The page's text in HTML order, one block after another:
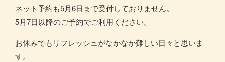
ネット予約も5月6日まで受付しておりません。
5月7日以降のご予約でご利用ください。
お休みでもリフレッシュがなかなか難しい日々と思いま
す。